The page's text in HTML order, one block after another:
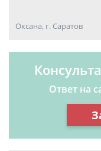
Оксана, г. Саратов
Ответ на